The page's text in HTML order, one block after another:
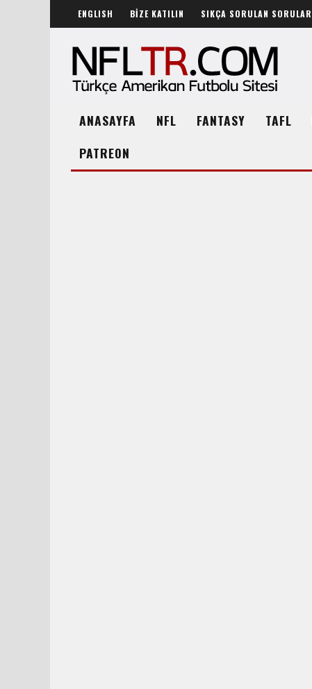
ENGLISH BİZE KATILIN SIKÇA SORULAN SORULAR
ANASAYFA NFL FANTASY TAFL
PATREON